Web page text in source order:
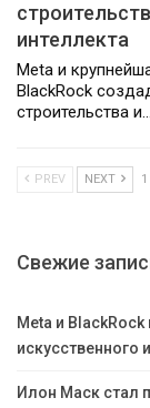
интеллекта
Meta и
BlackRock
строительства и…
PREV NEXT
Свежие
Meta и
искусственного
Илон Маск стал